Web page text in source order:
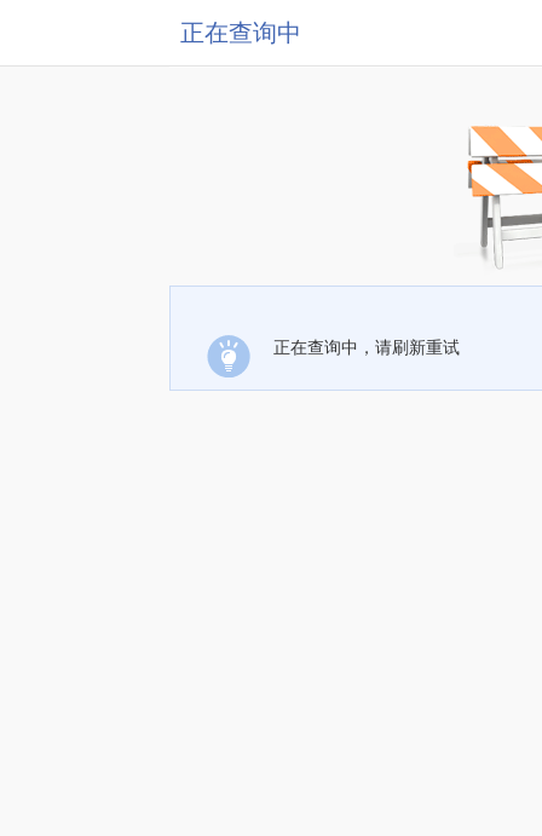
正在查询中
正在查询中，请刷新重试